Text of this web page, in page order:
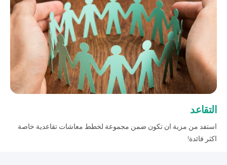
بوابة التمويل علاقات المستثمرين
مركز رضا العملاء
الفروع وأجهزة الصراف الآلي
رسوم المنتجات والخدمات
Türkçe
English
التقاعد
استفد من مزية ان تكون ضمن مجموعة لخطط معاشات تقاعدية خاصة
اكثر فائدة!